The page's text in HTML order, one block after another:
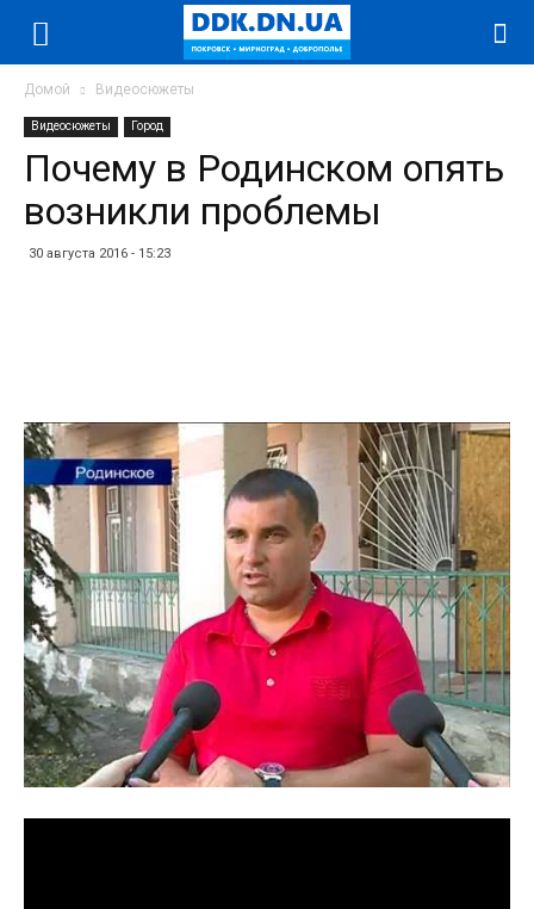
Домой Видеосюжеты
Видеосюжеты Город
Почему в Родинском опять
возникли проблемы
30 августа 2016 - 15:23